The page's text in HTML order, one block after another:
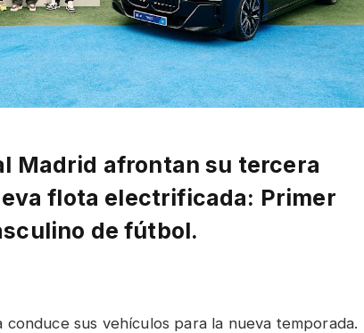
Madrid afrontan su tercera
flota electrificada: Primer
de fútbol.
sus vehículos para la nueva temporada.